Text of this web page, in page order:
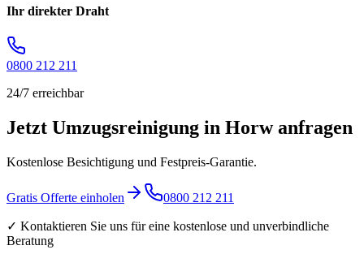
Ihr direkter Draht
0800 212 211
24/7 erreichbar
Jetzt Umzugsreinigung in Horw anfragen
Kostenlose Besichtigung und Festpreis-Garantie.
Gratis Offerte einholen 0800 212 211
✓ Kontaktieren Sie uns für eine kostenlose und unverbindliche
Beratung